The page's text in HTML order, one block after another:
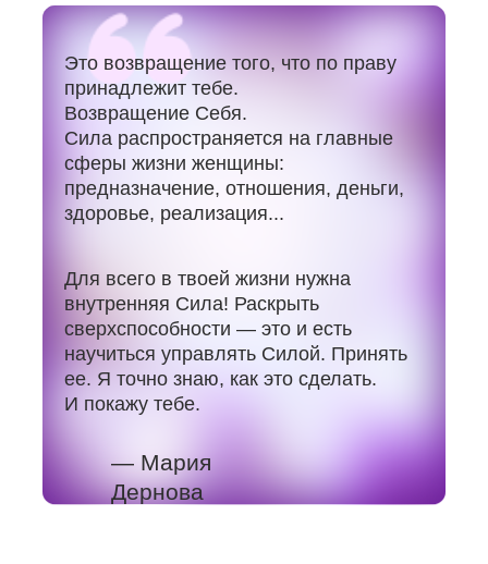
Это возвращение того, что по праву
принадлежит тебе.
Возвращение Себя.
Сила распространяется на главные
сферы жизни женщины:
предназначение, отношения, деньги,
здоровье, реализация...
Для всего в твоей жизни нужна
внутренняя Сила! Раскрыть
сверхспособности — это и есть
научиться управлять Силой. Принять
ее. Я точно знаю, как это сделать.
И покажу тебе.
— Мария
Дернова